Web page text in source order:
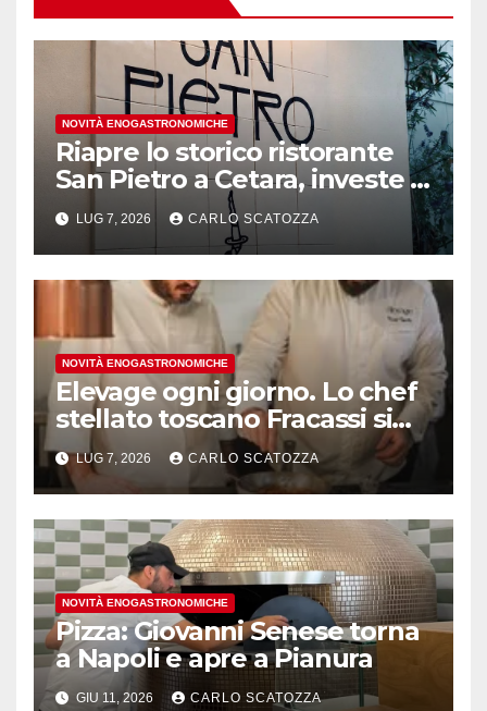
NOVITÀ ENOGASTRONOMICHE
Riapre lo storico ristorante
San Pietro a Cetara, investe il
gruppo Armatore
LUG 7, 2026 CARLO SCATOZZA
NOVITÀ ENOGASTRONOMICHE
Elevage ogni giorno. Lo chef
stellato toscano Fracassi si
trasferisce a Trentola
Ducenta
LUG 7, 2026 CARLO SCATOZZA
NOVITÀ ENOGASTRONOMICHE
Pizza: Giovanni Senese torna
a Napoli e apre a Pianura
GIU 11, 2026 CARLO SCATOZZA